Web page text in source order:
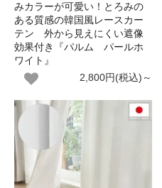
みカラーが可愛い！とろみの
ある質感の韓国風レースカー
テン 外から見えにくい遮像
効果付き『パルム パールホ
ワイト』
2,800円(税込)～